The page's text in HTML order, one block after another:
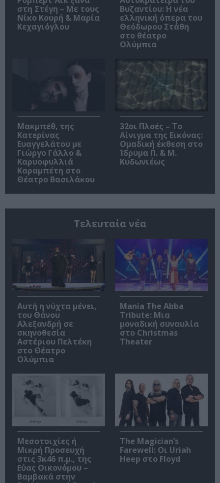
στη Στέγη – Με τους
Νίκο Κουρή & Μαρία
Κεχαγιόγλου
Βυζαντίου: Η νέα
ελληνική όπερα του
Θεόδωρου Στάθη
στο θέατρο
Ολύμπια
Μακμπέθ, της
Κατερίνας
Ευαγγελάτου με
Γιώργο Γάλλο &
Καρυοφυλλιά
Καραμπέτη στο
Θέατρο Βασιλάκου
32οι Πλοές – Το
Αίνιγμα της Εικόνας:
Ομαδική έκθεση στο
Ίδρυμα Π. & Μ.
Κυδωνιέως
Τελευταία νέα
Αυτή η νύχτα μένει,
του Θάνου
Αλεξανδρή σε
σκηνοθεσία
Αστέριου Πελτέκη
στο Θέατρο
Ολύμπια
Mania The Abba
Tribute: Μια
μοναδική συναυλία
στο Christmas
Theater
Μεσοτοιχίες ή
Μικρή Προσευχή
στις 3κ46 π.μ., της
Εύας Οικονόμου –
Βαμβακά στην
The Magician’s
Farewell: Οι Uriah
Heep στο Floyd